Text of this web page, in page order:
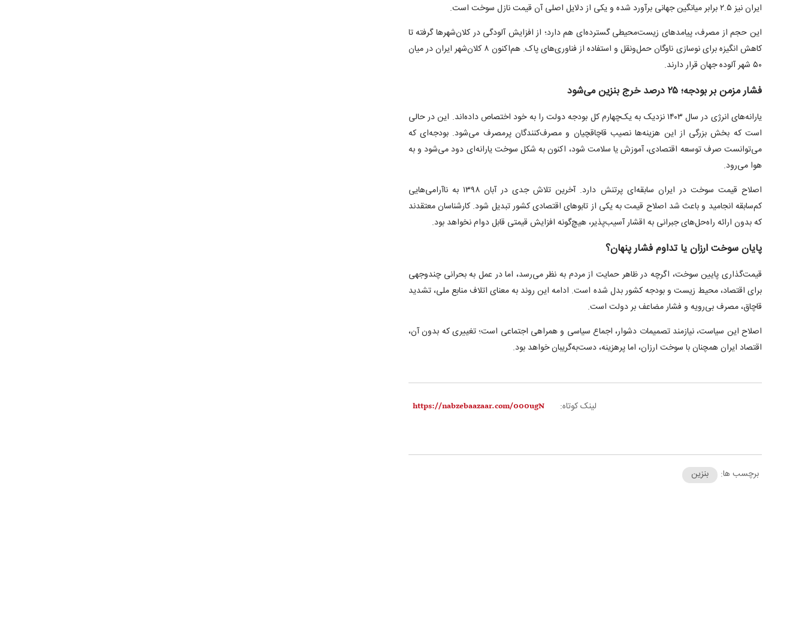
ایران نیز ۲.۵ برابر میانگین جهانی برآورد شده و یکی از دلایل اصلی آن قیمت نازل سوخت است.
این حجم از مصرف، پیامد‌های زیست‌محیطی گسترده‌ای هم دارد؛ از افزایش آلودگی در کلان‌شهر‌ها گرفته تا
کاهش انگیزه برای نوسازی ناوگان حمل‌ونقل و استفاده از فناوری‌های پاک. هم‌اکنون ۸ کلان‌شهر ایران در میان
۵۰ شهر آلوده جهان قرار دارند.
فشار مزمن بر بودجه؛ ۲۵ درصد خرج بنزین می‌شود
یارانه‌های انرژی در سال ۱۴۰۳ نزدیک به یک‌چهارم کل بودجه دولت را به خود اختصاص داده‌اند. این در حالی
است که بخش بزرگی از این هزینه‌ها نصیب قاچاقچیان و مصرف‌کنندگان پرمصرف می‌شود. بودجه‌ای که
می‌توانست صرف توسعه اقتصادی، آموزش یا سلامت شود، اکنون به شکل سوخت یارانه‌ای دود می‌شود و به
هوا می‌رود.
اصلاح قیمت سوخت در ایران سابقه‌ای پرتنش دارد. آخرین تلاش جدی در آبان ۱۳۹۸ به ناآرامی‌هایی
کم‌سابقه انجامید و باعث شد اصلاح قیمت به یکی از تابو‌های اقتصادی کشور تبدیل شود. کارشناسان معتقدند
که بدون ارائه راه‌حل‌های جبرانی به اقشار آسیب‌پذیر، هیچ‌گونه افزایش قیمتی قابل دوام نخواهد بود.
پایان سوخت ارزان یا تداوم فشار پنهان؟
قیمت‌گذاری پایین سوخت، اگرچه در ظاهر حمایت از مردم به نظر می‌رسد، اما در عمل به بحرانی چندوجهی
برای اقتصاد، محیط زیست و بودجه کشور بدل شده است. ادامه این روند به معنای اتلاف منابع ملی، تشدید
قاچاق، مصرف بی‌رویه و فشار مضاعف بر دولت است.
اصلاح این سیاست، نیازمند تصمیمات دشوار، اجماع سیاسی و همراهی اجتماعی است؛ تغییری که بدون آن،
اقتصاد ایران همچنان با سوخت ارزان، اما پرهزینه، دست‌به‌گریبان خواهد بود.
لینک کوتاه:
برچسب ها: بنزین